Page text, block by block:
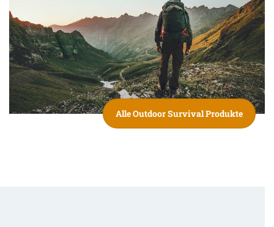
Alle Outdoor Survival Produkte